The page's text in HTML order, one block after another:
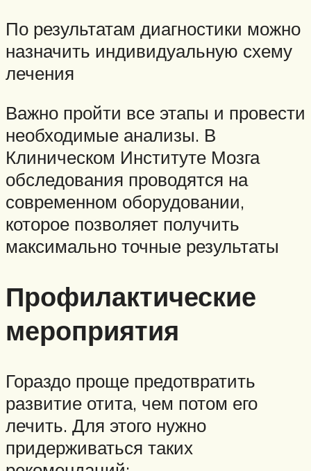
По результатам диагностики можно
назначить индивидуальную схему
лечения
Важно пройти все этапы и провести
необходимые анализы. В
Клиническом Институте Мозга
обследования проводятся на
современном оборудовании,
которое позволяет получить
максимально точные результаты
Профилактические
мероприятия
Гораздо проще предотвратить
развитие отита, чем потом его
лечить. Для этого нужно
придерживаться таких